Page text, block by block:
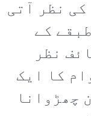
نظر آتی
کے
نظر
کا ایک
چھڑوانا